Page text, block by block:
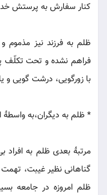
کنار سفارش به پرستش
ظلم به فرزند نیز مذموم
فراهم نشده و تحت تکلّف
با زورگویی، درشت گویی و
* ظلم به دیگران،به واسطۀ
مرتبۀ بعدی ظلم به افراد
گناهانی نظیر غیبت،
ظلم امروزه در جامعه